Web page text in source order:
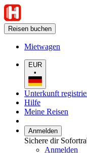
Reisen buchen
Mietwagen
EUR
•
Unterkunft
Hilfe
Meine Reisen
Anmelden
Sichere dir
Anmelden